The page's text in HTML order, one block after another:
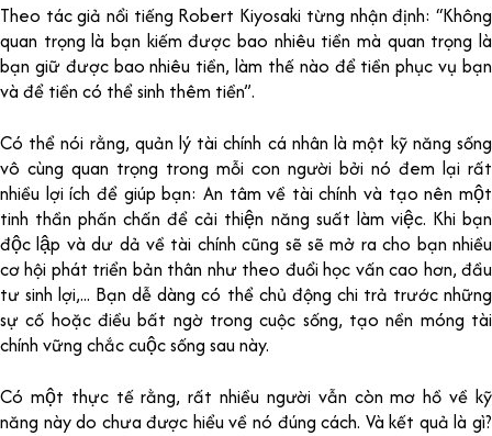
Theo tác giả nổi tiếng Robert Kiyosaki từng nhận định: “Không
quan trọng là bạn kiếm được bao nhiêu tiền mà quan trọng là
bạn giữ được bao nhiêu tiền, làm thế nào để tiền phục vụ bạn
và để tiền có thể sinh thêm tiền”.
Có thể nói rằng, quản lý tài chính cá nhân là một kỹ năng sống
vô cùng quan trọng trong mỗi con người bởi nó đem lại rất
nhiều lợi ích để giúp bạn: An tâm về tài chính và tạo nên một
tinh thần phấn chấn để cải thiện năng suất làm việc. Khi bạn
độc lập và dư dả về tài chính cũng sẽ sẽ mở ra cho bạn nhiều
cơ hội phát triển bản thân như theo đuổi học vấn cao hơn, đầu
tư sinh lợi,... Bạn dễ dàng có thể chủ động chi trả trước những
sự cố hoặc điều bất ngờ trong cuộc sống, tạo nền móng tài
chính vững chắc cuộc sống sau này.
Có một thực tế rằng, rất nhiều người vẫn còn mơ hồ về kỹ
năng này do chưa được hiểu về nó đúng cách. Và kết quả là gì?